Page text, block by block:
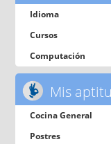
Idioma
Cursos
Computación
Mis
Cocina General
Postres